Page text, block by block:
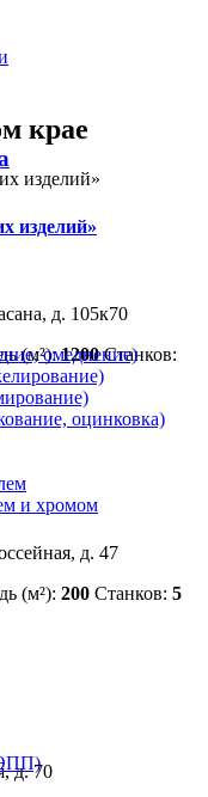
омеднение)
оцинковка)
и хромом
крае
изделий»
д. 105к70
(м²):1200 Станков:
д. 47
(м²): 200 Станков: 5
д. 70